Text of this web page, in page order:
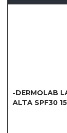
-DERMOLAB
ALTA SPF30